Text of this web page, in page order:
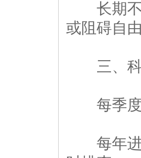
长期不
或阻碍自
三、科
每季度
每年进